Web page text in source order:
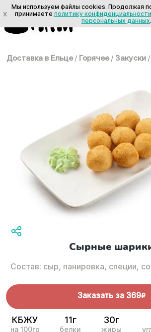
Доставка в Ельце / Горячее / Закуски /
Сырные
Состав: сыр, панировка, специи,
Заказать за 369R
КБЖУ
на 100гр
11г
белки
30г
жиры
X
Мы используем файлы cookies. Продолжая
принимаете политику конфиденциальности
персональных данных.